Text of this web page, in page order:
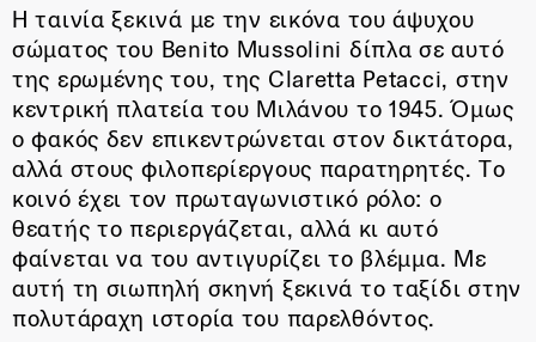
Η ταινία ξεκινά με την εικόνα του άψυχου
σώματος του Benito Mussolini δίπλα σε αυτό
της ερωμένης του, της Claretta Petacci, στην
κεντρική πλατεία του Μιλάνου το 1945. Όμως
ο φακός δεν επικεντρώνεται στον δικτάτορα,
αλλά στους φιλοπερίεργους παρατηρητές. Το
κοινό έχει τον πρωταγωνιστικό ρόλο: ο
θεατής το περιεργάζεται, αλλά κι αυτό
φαίνεται να του αντιγυρίζει το βλέμμα. Με
αυτή τη σιωπηλή σκηνή ξεκινά το ταξίδι στην
πολυτάραχη ιστορία του παρελθόντος.